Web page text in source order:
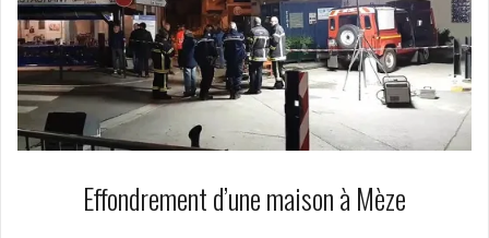
Effondrement d’une maison à Mèze